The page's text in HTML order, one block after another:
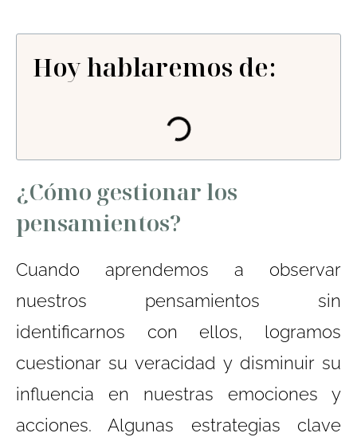
Hoy hablaremos de:
¿Cómo gestionar los
pensamientos?
Cuando aprendemos a observar
nuestros pensamientos sin
identificarnos con ellos, logramos
cuestionar su veracidad y disminuir su
influencia en nuestras emociones y
acciones. Algunas estrategias clave